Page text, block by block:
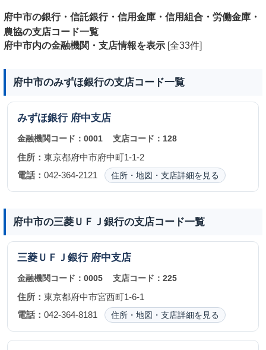
府中市の銀行・信託銀行・信用金庫・信用組合・労働金庫・
農協の支店コード一覧
府中市内の金融機関・支店情報を表示 [全33件]
府中市のみずほ銀行の支店コード一覧
みずほ銀行 府中支店
金融機関コード： 0001 支店コード： 128
住所： 東京都府中市府中町1-1-2
電話： 042-364-2121 住所・地図・支店詳細を見る
府中市の三菱ＵＦＪ銀行の支店コード一覧
三菱ＵＦＪ銀行 府中支店
金融機関コード： 0005 支店コード：225
住所： 東京都府中市宮西町1-6-1
電話： 042-364-8181 住所・地図・支店詳細を見る